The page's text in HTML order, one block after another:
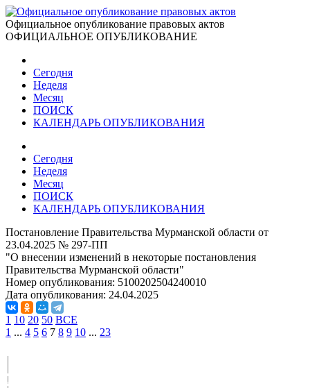
Официальное опубликование правовых актов
ОФИЦИАЛЬНОЕ ОПУБЛИКОВАНИЕ
Сегодня
Неделя
Месяц
ПОИСК
КАЛЕНДАРЬ ОПУБЛИКОВАНИЯ
Сегодня
Неделя
Месяц
ПОИСК
КАЛЕНДАРЬ ОПУБЛИКОВАНИЯ
Постановление Правительства Мурманской области от
23.04.2025 № 297-ПП
"О внесении изменений в некоторые постановления
Правительства Мурманской области"
Номер опубликования: 5100202504240010
Дата опубликования: 24.04.2025
1 10 20 50 ВСЕ
1 ... 4 5 6 7 8 9 10 ... 23